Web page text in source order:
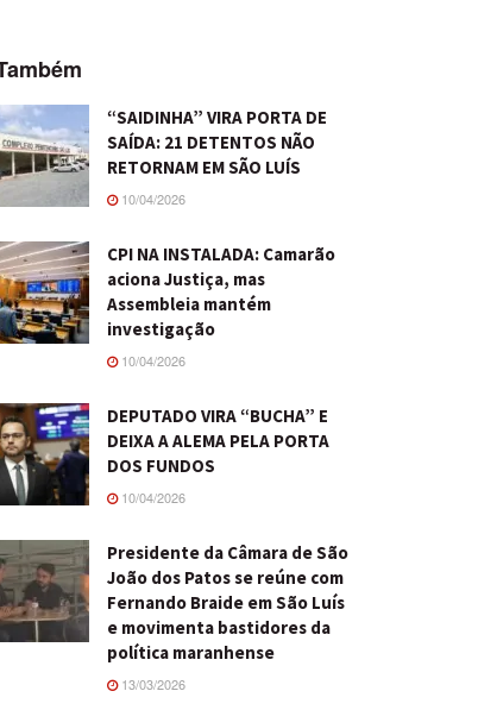
“SAIDINHA” VIRA PORTA DE
SAÍDA: 21 DETENTOS NÃO
RETORNAM EM SÃO LUÍS
10/04/2026
CPI NA INSTALADA: Camarão
aciona Justiça, mas
Assembleia mantém
investigação
10/04/2026
DEPUTADO VIRA “BUCHA” E
DEIXA A ALEMA PELA PORTA
DOS FUNDOS
10/04/2026
Presidente da Câmara de São
João dos Patos se reúne com
Fernando Braide em São Luís
e movimenta bastidores da
política maranhense
13/03/2026